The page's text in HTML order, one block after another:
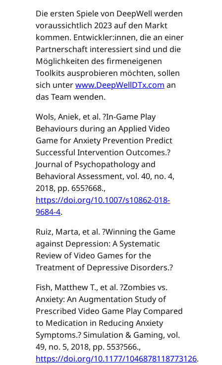
Die ersten Spiele von DeepWell werden
voraussichtlich 2023 auf den Markt
kommen. Entwickler:innen, die an einer
Partnerschaft interessiert sind und die
Möglichkeiten des firmeneigenen
Toolkits ausprobieren möchten, sollen
sich unterwww.DeepWellDTx.com an
das Team wenden.
Wols, Aniek, et al. ?In-Game Play
Behaviours during an Applied Video
Game for Anxiety Prevention Predict
Successful Intervention Outcomes.?
Journal of Psychopathology and
Behavioral Assessment, vol. 40, no. 4,
2018, pp. 655?668.,
https://doi.org/10.1007/s10862-018-
9684-4.
Ruiz, Marta, et al. ?Winning the Game
against Depression: A Systematic
Review of Video Games for the
Treatment of Depressive Disorders.?
Fish, Matthew T., et al. ?Zombies vs.
Anxiety: An Augmentation Study of
Prescribed Video Game Play Compared
to Medication in Reducing Anxiety
Symptoms.? Simulation & Gaming, vol.
49, no. 5, 2018, pp. 553?566.,
https://doi.org/10.1177/1046878118773126.